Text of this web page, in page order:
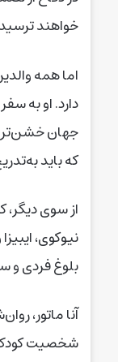
خواهند
دارد. او به
که باید
بلوغ فردی و
آنا ماتور،
شخصیت کودک،